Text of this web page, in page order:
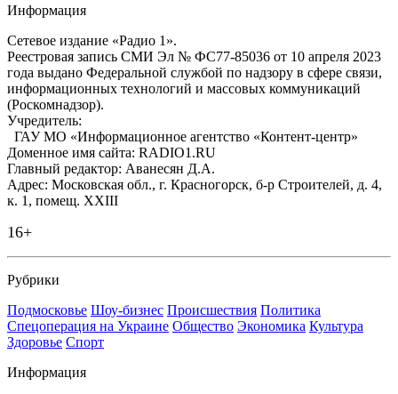
Информация
Сетевое издание «Радио 1».
Реестровая запись СМИ Эл № ФС77-85036 от 10 апреля 2023
года выдано Федеральной службой по надзору в сфере связи,
информационных технологий и массовых коммуникаций
(Роскомнадзор).
Учредитель:
ГАУ МО «Информационное агентство «Контент-центр»
Доменное имя сайта: RADIO1.RU
Главный редактор: Аванесян Д.А.
Адрес: Московская обл., г. Красногорск, б-р Строителей, д. 4,
к. 1, помещ. XXIII
16+
Рубрики
Подмосковье Шоу-бизнес Происшествия Политика
Спецоперация на Украине Общество Экономика Культура
Здоровье Спорт
Информация